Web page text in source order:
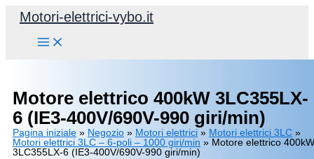
VaiMotori-elettrici-vybo.it
Motore elettrico 400kW 3LC355LX-
6 (IE3-400V/690V-990 giri/min)
Pagina iniziale » Negozio » Motori elettrici » Motori elettrici 3LC »
Motori elettrici 3LC – 6-poli – 1000 giri/min » Motore elettrico 400kW
3LC355LX-6 (IE3-400V/690V-990 giri/min)